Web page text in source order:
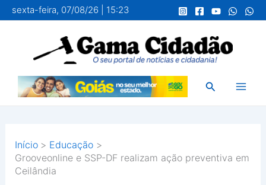
para
conteúdo
sexta-feira, 07/08/26 | 15:23
Pesquisar
Início
Educação
Grooveonline e SSP-DF realizam ação preventiva em
Ceilândia